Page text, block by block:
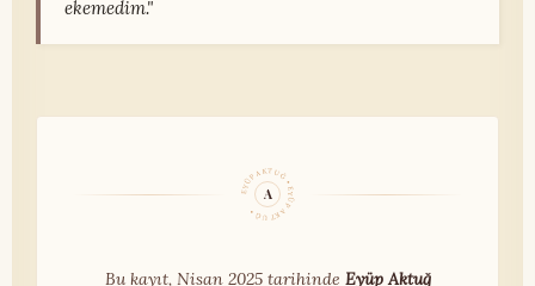
ekemedim."
EYÜP AKTUĞ • EYÜP AKTUĞ •
A
Bu kayıt, Nisan 2025tarihinde Eyüp Aktuğ